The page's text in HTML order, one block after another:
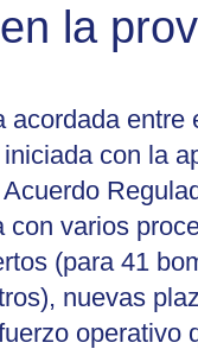
la
acordada entre
con la
con varios
(para 41
nuevas
operativo